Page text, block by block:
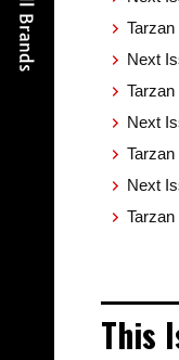
Next
Next
Next
This